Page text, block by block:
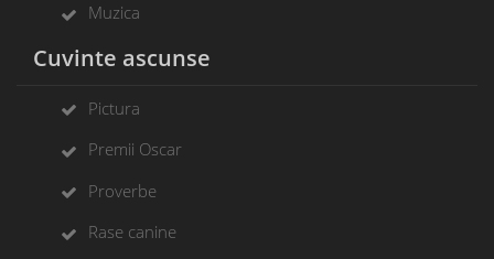
Muzica
Cuvinte ascunse
Pictura
Premii Oscar
Proverbe
Rase canine